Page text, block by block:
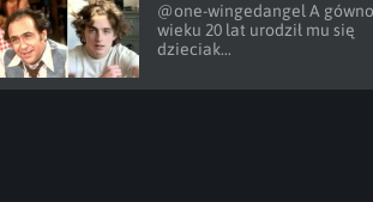
@one-wingedangel A
wieku 20 lat urodził mu się
dzieciak...